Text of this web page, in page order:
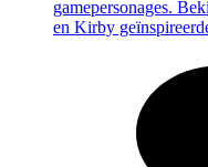
gamepersonages.
en Kirby